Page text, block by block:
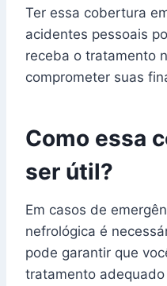
Ter essa cobertura
acidentes pessoais
receba o tratamento
comprometer suas
Como essa
ser útil?
Em casos de
nefrológica é
pode garantir que
tratamento